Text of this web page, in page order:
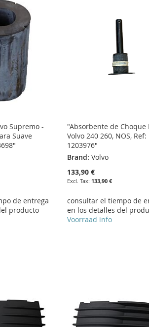
Supremo -
Suave
de entrega
producto
"Absorbente de Choque
Volvo 240 260, NOS, Ref:
1203976"
Brand: Volvo
133,90 €
133,90 €
consultar el tiempo de
en los detalles del
Voorraad info